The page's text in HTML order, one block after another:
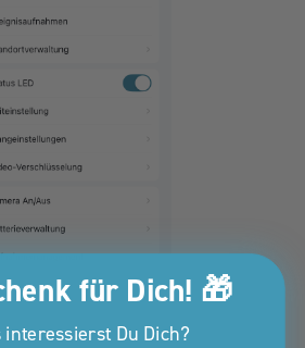
für Dich! 🎁
interessierst Du Dich?